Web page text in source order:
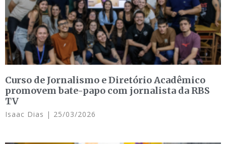
Curso de Jornalismo e Diretório Acadêmico
promovem bate-papo com jornalista da RBS
TV
Isaac Dias 25/03/2026